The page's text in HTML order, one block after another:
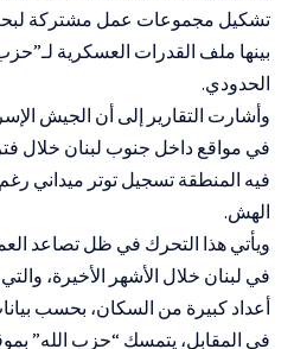
تشكيل مجموعات عمل مشتركة
بينها ملف القدرات العسكرية
الحدودي.
وأشارت التقارير إلى أن الجيش
في مواقع داخل جنوب لبنان خلال
فيه المنطقة تسجيل توتر ميداني
الهش.
ويأتي هذا التحرك في ظل تصاعد
في لبنان خلال الأشهر الأخيرة،
أعداد كبيرة من السكان، بحسب
في المقابل، يتمسك “حزب الله”